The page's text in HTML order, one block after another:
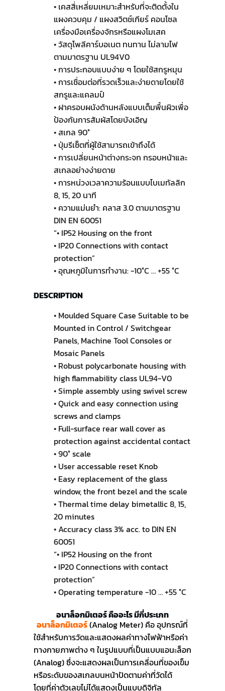
• เคสสี่เหลี่ยมเหมาะสำหรับที่จะติดตั้งใน
แผงควบคุม / แผงสวิตช์เกียร์ คอนโซล
เครื่องมือเครื่องจักรหรือแผงโมเสค
• วัสดุโพลีคาร์บอเนต ทนทาน ไม่ลามไฟ
ตามมาตรฐาน UL94V0
• การประกอบแบบง่าย ๆ โดยใช้สกรูหมุน
• การเชื่อมต่อที่รวดเร็วและง่ายดายโดยใช้
สกรูและแคลมป์
• ฝาครอบผนังด้านหลังแบบเต็มพื้นผิวเพื่อ
ป้องกันการสัมผัสโดยบังเอิญ
• สเกล 90°
• ปุ่มรีเซ็ตที่ผู้ใช้สามารถเข้าถึงได้
• การเปลี่ยนหน้าต่างกระจก กรอบหน้าและ
สเกลอย่างง่ายดาย
• การหน่วงเวลาความร้อนแบบไบเมทัลลิก
8, 15, 20 นาที
• ความแม่นยำ: คลาส 3.0 ตามมาตรฐาน
DIN EN 60051
“• IP52 Housing on the front
• IP20 Connections with contact
protection”
• อุณหภูมิในการทำงาน: -10°C … +55 °C
DESCRIPTION
• Moulded Square Case Suitable to be
Mounted in Control / Switchgear
Panels, Machine Tool Consoles or
Mosaic Panels
• Robust polycarbonate housing with
high flammability class UL94-V0
• Simple assembly using swivel screw
• Quick and easy connection using
screws and clamps
• Full-surface rear wall cover as
protection against accidental contact
• 90° scale
• User accessable reset Knob
• Easy replacement of the glass
window, the front bezel and the scale
• Thermal time delay bimetallic 8, 15,
20 minutes
• Accuracy class 3% acc. to DIN EN
60051
“• IP52 Housing on the front
• IP20 Connections with contact
protection”
• Operating temperature -10 … +55 °C
อนาล็อกมิเตอร์ คืออะไร มีกี่ประเภท
อนาล็อกมิเตอร์(Analog Meter) คือ อุปกรณ์ที่
ใช้สำหรับการวัดและแสดงผลค่าทางไฟฟ้าหรือค่า
ทางกายภาพต่าง ๆ ในรูปแบบที่เป็นแบบแอนะล็อก
(Analog) ซึ่งจะแสดงผลเป็นการเคลื่อนที่ของเข็ม
หรือระดับของสเกลบนหน้าปัดตามค่าที่วัดได้
โดยที่ค่าตัวเลขไม่ได้แสดงเป็นแบบดิจิทัล